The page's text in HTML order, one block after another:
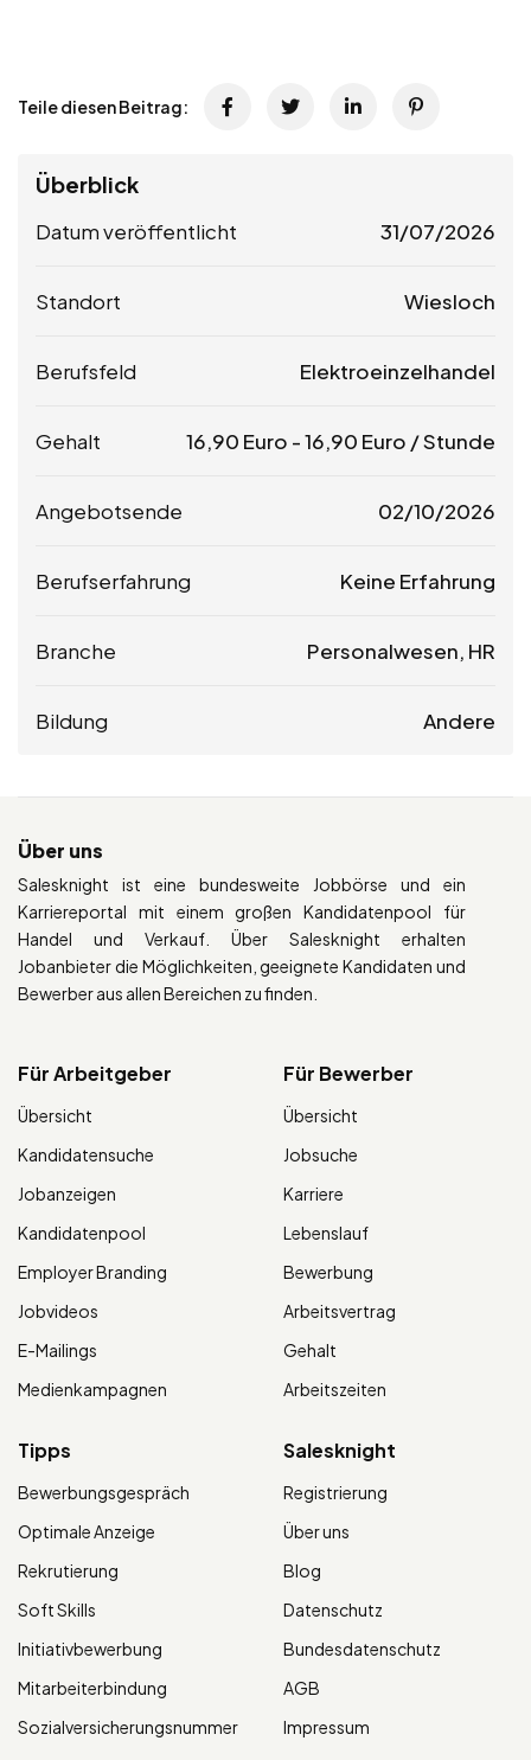
Teile diesen Beitrag:
Überblick
Datum veröffentlicht 31/07/2026
Standort Wiesloch
Berufsfeld Elektroeinzelhandel
Gehalt 16,90 Euro -16,90 Euro / Stunde
Angebotsende 02/10/2026
Berufserfahrung Keine Erfahrung
Branche Personalwesen, HR
Bildung Andere
Über uns
Salesknight ist eine bundesweite Jobbörse und ein
Karriereportal mit einem großen Kandidatenpool für
Handel und Verkauf. Über Salesknight erhalten
Jobanbieter die Möglichkeiten, geeignete Kandidaten und
Bewerber aus allen Bereichen zu finden.
Für Arbeitgeber
Übersicht
Kandidatensuche
Jobanzeigen
Kandidatenpool
Employer Branding
Jobvideos
E-Mailings
Medienkampagnen
Für Bewerber
Übersicht
Jobsuche
Karriere
Lebenslauf
Bewerbung
Arbeitsvertrag
Gehalt
Arbeitszeiten
Tipps
Bewerbungsgespräch
Optimale Anzeige
Rekrutierung
Soft Skills
Initiativbewerbung
Mitarbeiterbindung
Sozialversicherungsnummer
Salesknight
Registrierung
Über uns
Blog
Datenschutz
Bundesdatenschutz
AGB
Impressum